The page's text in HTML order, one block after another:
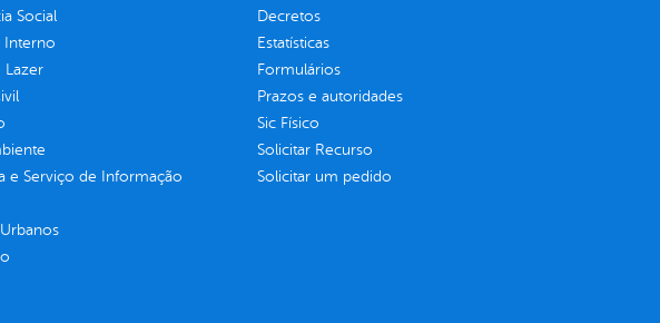
Social
Interno
Lazer
e Serviço de Informação
Decretos
Estatísticas
Formulários
Prazos e autoridades
Sic Físico
Solicitar Recurso
Solicitar um pedido